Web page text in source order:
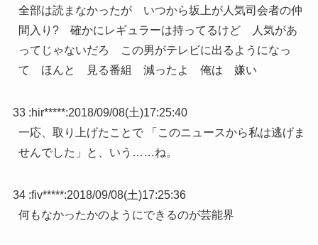
全部は読まなかったが いつから坂上が人気司会者の仲
間入り? 確かにレギュラーは持ってるけど 人気があ
ってじゃないだろ この男がテレビに出るようになっ
て ほんと 見る番組 減ったよ 俺は 嫌い
33 :hir*****:2018/09/08(土)17:25:40
一応、取り上げたことで 「このニュースから私は逃げま
せんでした」と、いう……ね。
34 :fiv*****:2018/09/08(土)17:25:36
何もなかったかのようにできるのが芸能界